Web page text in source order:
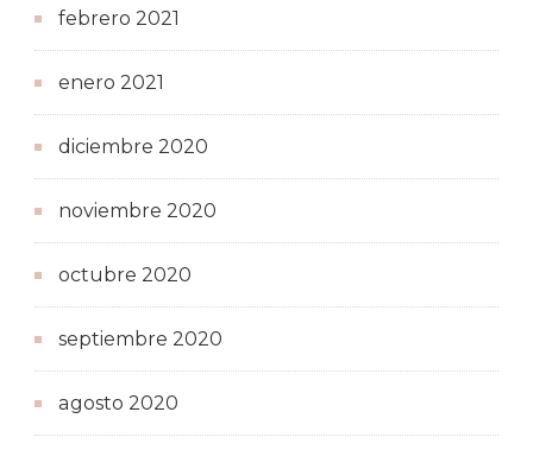
febrero 2021
enero 2021
diciembre 2020
noviembre 2020
octubre 2020
septiembre 2020
agosto 2020